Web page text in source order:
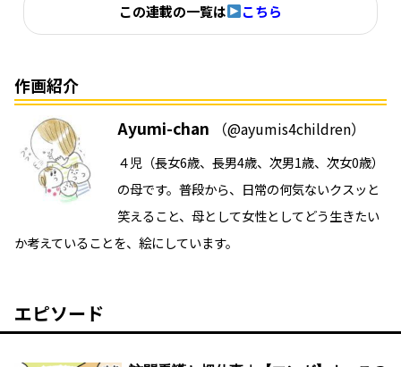
この連載の一覧は こちら
作画紹介
Ayumi-chan （@ayumis4children）
４児（長女6歳、長男4歳、次男1歳、次女0歳）
の母です。普段から、日常の何気ないクスッと
笑えること、母として女性としてどう生きたい
か考えていることを、絵にしています。
エピソード